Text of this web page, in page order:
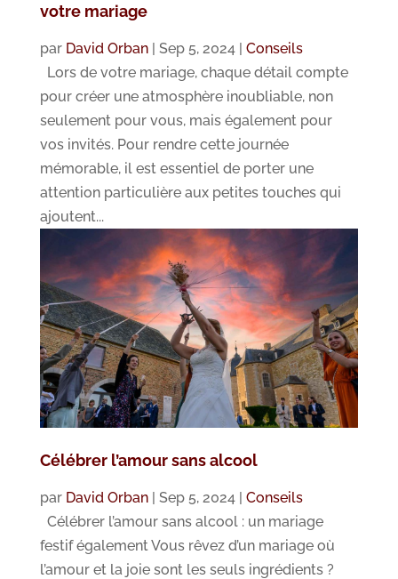
votre mariage
par David Orban| Sep 5, 2024| Conseils
Lors de votre mariage, chaque détail compte
pour créer une atmosphère inoubliable, non
seulement pour vous, mais également pour
vos invités. Pour rendre cette journée
mémorable, il est essentiel de porter une
attention particulière aux petites touches qui
ajoutent...
Célébrer l’amour sans alcool
par David Orban| Sep 5, 2024| Conseils
Célébrer l’amour sans alcool : un mariage
festif également Vous rêvez d’un mariage où
l’amour et la joie sont les seuls ingrédients ?